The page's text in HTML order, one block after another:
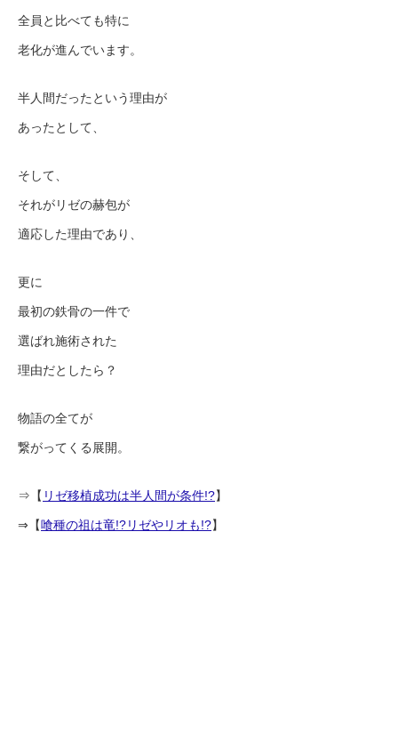
全員と比べても特に
老化が進んでいます。
半人間だったという理由が
あったとして、
そして、
それがリゼの赫包が
適応した理由であり、
更に
最初の鉄骨の一件で
選ばれ施術された
理由だとしたら？
物語の全てが
繋がってくる展開。
⇒【 リゼ移植成功は半人間が条件!?】
⇒【喰種の祖は竜!?リゼやリオも!?】